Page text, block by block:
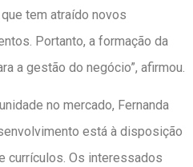
tem atraído novos
Portanto, a formação da
a gestão do negócio”, afirmou.
no mercado, Fernanda
está à disposição
currículos. Os interessados